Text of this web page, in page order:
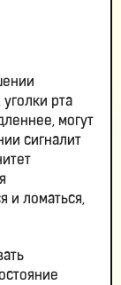
рта
могут
сигналит
и ломаться,